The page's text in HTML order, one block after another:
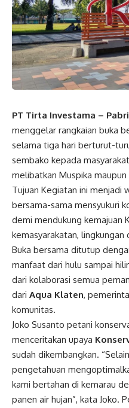
PT Tirta Investama –
menggelar rangkaian buka
selama tiga hari berturut-
sembako kepada
melibatkan Muspika
Tujuan Kegiatan ini menjadi
bersama-sama mensyukuri
demi mendukung kemajuan
kemasyarakatan,
Buka bersama ditutup
manfaat dari hulu sampai
dari kolaborasi semua
dari Aqua Klaten,
komunitas.
Joko Susanto petani
menceritakan upaya
sudah dikembangkan.
pengetahuan
kami bertahan di kemarau
panen air hujan”, kata Joko.